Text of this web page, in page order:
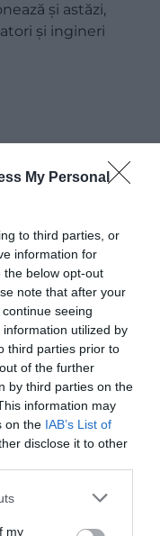
My Personal
to third parties, or
information for
the below opt-out
note that after your
seeing
utilized by
third parties prior to
of the further
by third parties on the
information may
on the IAB’s List of
disclose it to other
one or more Google
You may click to
my
și astăzi,
și ingineri